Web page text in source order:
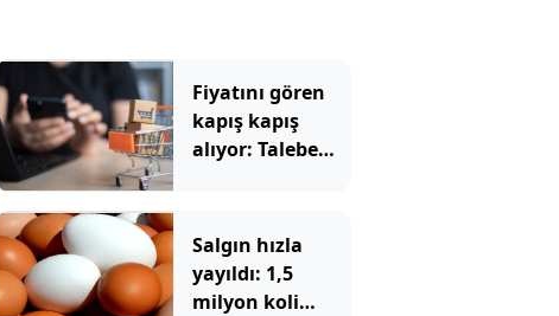
Fiyatını gören
kapış kapış
alıyor: Talebe
Salgın hızla
yayıldı: 1,5
milyon koli